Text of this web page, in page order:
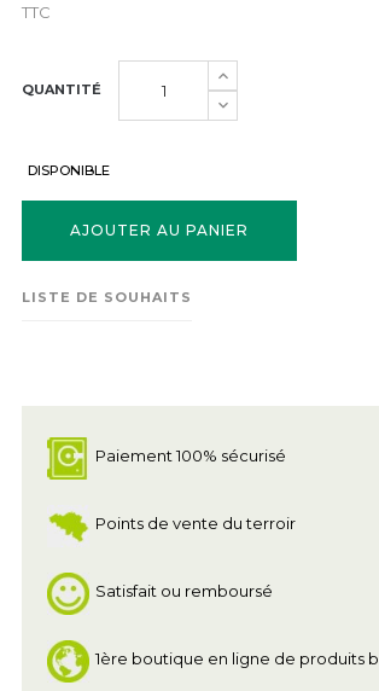
TTC
QUANTITÉ
DISPONIBLE
AJOUTER AU PANIER
LISTE DE SOUHAITS
Paiement 100% sécurisé
Points de vente du terroir
Satisfait ou remboursé
1ère boutique en ligne de produits